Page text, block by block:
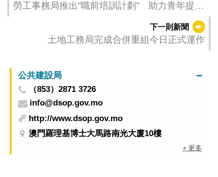
勞工事務局推出“職前培訓計劃” 助力青年提升
下一則新聞
土地工務局完成合併重組今日正式運作
公共建設局
（853）2871 3726
info@dsop.gov.mo
http://www.dsop.gov.mo
澳門羅理基博士大馬路南光大廈10樓
+ 更多